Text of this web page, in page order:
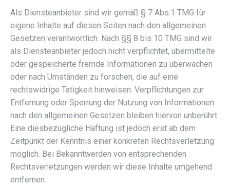
Als Diensteanbieter sind wir gemäß § 7 Abs.1 TMG für
eigene Inhalte auf diesen Seiten nach den allgemeinen
Gesetzen verantwortlich. Nach §§ 8 bis 10 TMG sind wir
als Diensteanbieter jedoch nicht verpflichtet, übermittelte
oder gespeicherte fremde Informationen zu überwachen
oder nach Umständen zu forschen, die auf eine
rechtswidrige Tätigkeit hinweisen. Verpflichtungen zur
Entfernung oder Sperrung der Nutzung von Informationen
nach den allgemeinen Gesetzen bleiben hiervon unberührt.
Eine diesbezügliche Haftung ist jedoch erst ab dem
Zeitpunkt der Kenntnis einer konkreten Rechtsverletzung
möglich. Bei Bekanntwerden von entsprechenden
Rechtsverletzungen werden wir diese Inhalte umgehend
entfernen.